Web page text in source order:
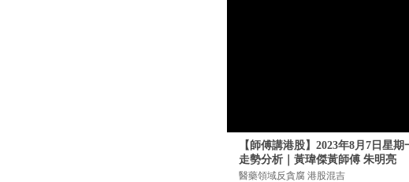
【師傅講港股】2023年8月7日星
走勢分析｜黃瑋傑黃師傅 朱明亮
醫藥領域反貪腐 港股混吉